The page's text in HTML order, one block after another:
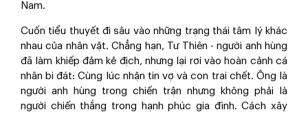
Nam.
Cuốn tiểu thuyết đi sâu vào những trạng thái tâm lý khác
nhau của nhân vật. Chẳng hạn, Tư Thiên - người anh hùng
đã làm khiếp đảm kẻ địch, nhưng lại rơi vào hoàn cảnh cá
nhân bi đát: Cùng lúc nhận tin vợ và con trai chết. Ông là
người anh hùng trong chiến trận nhưng không phải là
người chiến thắng trong hạnh phúc gia đình. Cách xây